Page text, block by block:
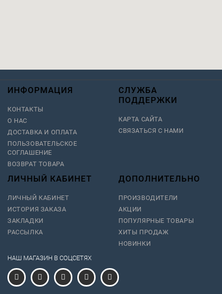
ИНФОРМАЦИЯ
КОНТАКТЫ
О НАС
ДОСТАВКА И ОПЛАТА
ПОЛЬЗОВАТЕЛЬСКОЕ
СОГЛАШЕНИЕ
ВОЗВРАТ ТОВАРА
СЛУЖБА
ПОДДЕРЖКИ
КАРТА САЙТА
СВЯЗАТЬСЯ С НАМИ
ЛИЧНЫЙ КАБИНЕТ
ЛИЧНЫЙ КАБИНЕТ
ИСТОРИЯ ЗАКАЗА
ЗАКЛАДКИ
РАССЫЛКА
ДОПОЛНИТЕЛЬНО
ПРОИЗВОДИТЕЛИ
АКЦИИ
ПОПУЛЯРНЫЕ ТОВАРЫ
ХИТЫ ПРОДАЖ
НОВИНКИ
НАШ МАГАЗИН В СОЦСЕТЯХ